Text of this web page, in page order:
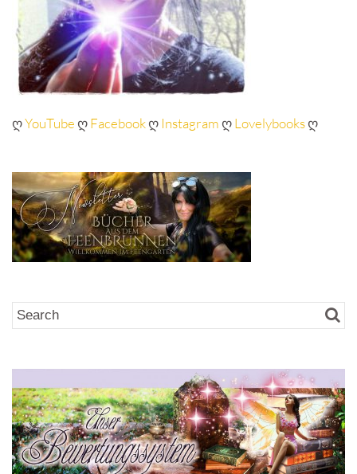
ღYouTubeღFacebookღ InstagramღLovelybooksღ